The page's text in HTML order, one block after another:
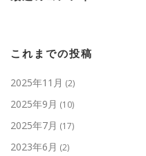
これまでの投稿
2025年11月 (2)
2025年9月 (10)
2025年7月 (17)
2023年6月 (2)